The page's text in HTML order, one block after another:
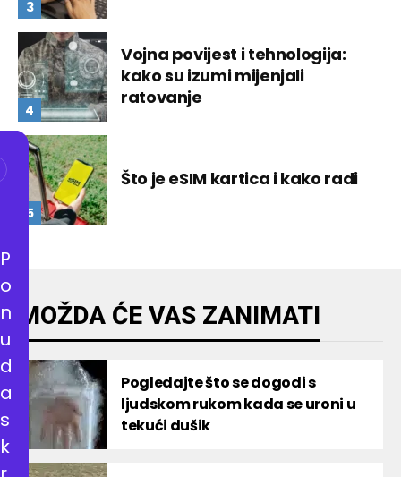
Vojna povijest i tehnologija:
kako su izumi mijenjali
ratovanje
Što je eSIM kartica i kako radi
MOŽDA ĆE VAS ZANIMATI
Pogledajte što se dogodi s
ljudskom rukom kada se uroni u
tekući dušik
P
o
n
u
d
a
s
k